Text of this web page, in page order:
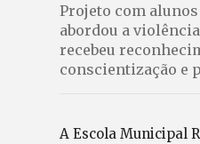
Projeto com
abordou a
recebeu
conscientização e
A Escola Municipal